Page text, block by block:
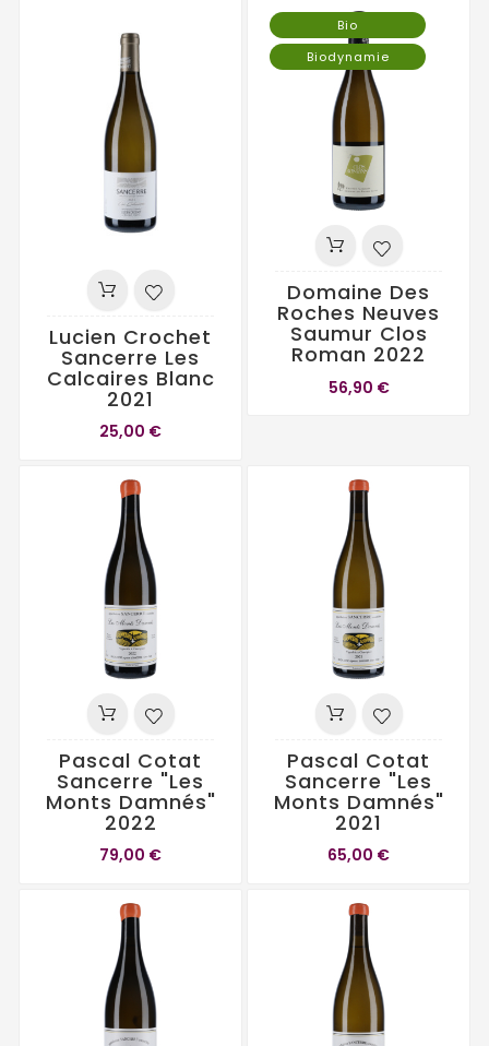
Lucien Crochet
Sancerre Les
Calcaires Blanc
2021
25,00 €
Bio
Biodynamie
Domaine Des
Roches Neuves
Saumur Clos
Roman 2022
56,90 €
Pascal Cotat
Sancerre "Les
Monts Damnés"
2022
79,00 €
Pascal Cotat
Sancerre "Les
Monts Damnés"
2021
65,00 €